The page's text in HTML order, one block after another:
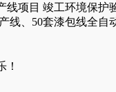
线项目 竣工环境保护
线、50套漆包线全
！